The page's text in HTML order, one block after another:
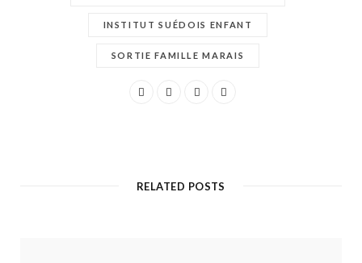
INSTITUT SUÉDOIS ENFANT
SORTIE FAMILLE MARAIS
RELATED POSTS